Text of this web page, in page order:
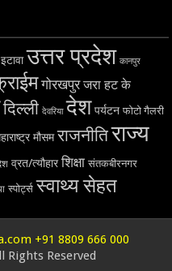
इटावा उत्तर प्रदेश कानपुर
गोरखपुर जरा हट के
दिल्ली देवरिया देश पर्यटन फोटो गैलरी
मौसम राजनीतिराज्य
व्रत/त्यौहार शिक्षा संतकबीरनगर
स्पोर्ट्स स्वाथ्य सेहत
+91 8809 666 000
Rights Reserved